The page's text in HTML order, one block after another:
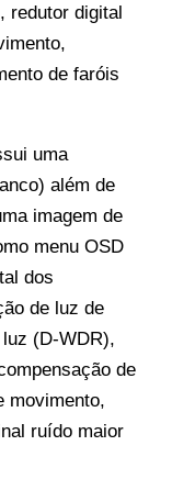
redutor digital
de faróis
uma
além de
imagem de
menu OSD
dos
de luz de
(D-WDR),
de
movimento,
ruído maior